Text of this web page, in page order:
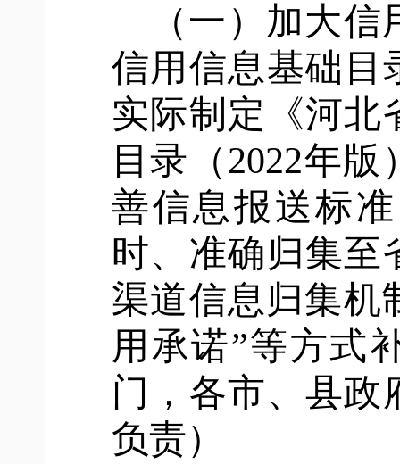
（一）加大
信用信息基础目
实际制定《河北
目录（2022年
善信息报送标
时、准确归集至
渠道信息归集机
用承诺”等方式
门，各市、县政
负责）